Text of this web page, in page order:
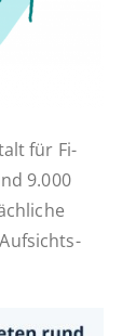
für Fi­
9.000